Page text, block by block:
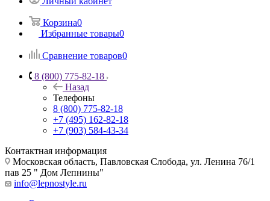
Корзина0
Избранные товары0
Сравнение товаров0
8 (800) 775-82-18
Назад
Телефоны
8 (800) 775-82-18
+7 (495) 162-82-18
+7 (903) 584-43-34
Контактная информация
Московская область, Павловская Слобода, ул. Ленина 76/1
пав 25 " Дом Лепнины"
info@lepnostyle.ru